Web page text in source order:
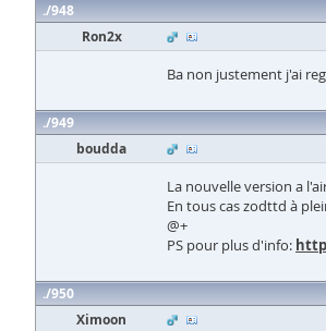
948
Ron2x
Ba non justement j'ai
949
boudda
La nouvelle version a
En tous cas zodttd à
@+
PS pour plus d'info:
950
Ximoon